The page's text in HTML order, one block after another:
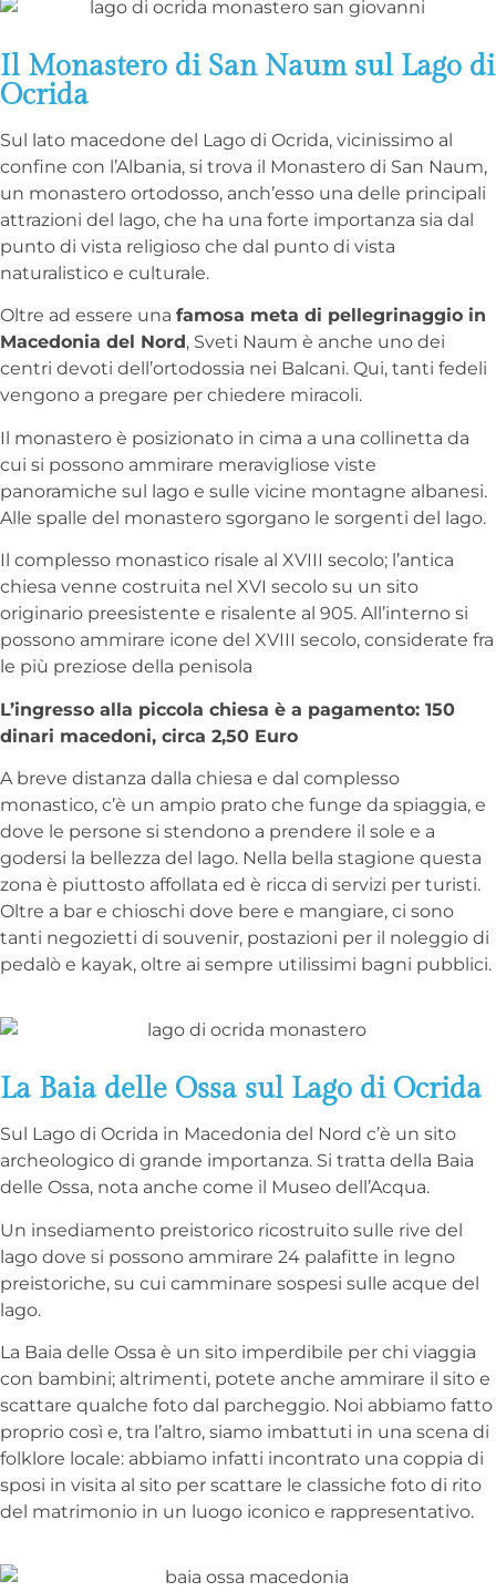
Il Monastero di San Naum sul Lago di
Ocrida
Sul lato macedone del Lago di Ocrida, vicinissimo al
confine con l’Albania, si trova il Monastero di San Naum,
un monastero ortodosso, anch’esso una delle principali
attrazioni del lago, che ha una forte importanza sia dal
punto di vista religioso che dal punto di vista
naturalistico e culturale.
Oltre ad essere una famosa meta di pellegrinaggio in
Macedonia del Nord , Sveti Naum è anche uno dei
centri devoti dell’ortodossia nei Balcani. Qui, tanti fedeli
vengono a pregare per chiedere miracoli.
Il monastero è posizionato in cima a una collinetta da
cui si possono ammirare meravigliose viste
panoramiche sul lago e sulle vicine montagne albanesi.
Alle spalle del monastero sgorgano le sorgenti del lago.
Il complesso monastico risale al XVIII secolo; l’antica
chiesa venne costruita nel XVI secolo su un sito
originario preesistente e risalente al 905. All’interno si
possono ammirare icone del XVIII secolo, considerate fra
le più preziose della penisola
L’ingresso alla piccola chiesa è a pagamento: 150
dinari macedoni, circa 2,50 Euro
A breve distanza dalla chiesa e dal complesso
monastico, c’è un ampio prato che funge da spiaggia, e
dove le persone si stendono a prendere il sole e a
godersi la bellezza del lago. Nella bella stagione questa
zona è piuttosto affollata ed è ricca di servizi per turisti.
Oltre a bar e chioschi dove bere e mangiare, ci sono
tanti negozietti di souvenir, postazioni per il noleggio di
pedalò e kayak, oltre ai sempre utilissimi bagni pubblici.
La Baia delle Ossa sul Lago di Ocrida
Sul Lago di Ocrida in Macedonia del Nord c’è un sito
archeologico di grande importanza. Si tratta della Baia
delle Ossa, nota anche come il Museo dell’Acqua.
Un insediamento preistorico ricostruito sulle rive del
lago dove si possono ammirare 24 palafitte in legno
preistoriche, su cui camminare sospesi sulle acque del
lago.
La Baia delle Ossa è un sito imperdibile per chi viaggia
con bambini; altrimenti, potete anche ammirare il sito e
scattare qualche foto dal parcheggio. Noi abbiamo fatto
proprio così e, tra l’altro, siamo imbattuti in una scena di
folklore locale: abbiamo infatti incontrato una coppia di
sposi in visita al sito per scattare le classiche foto di rito
del matrimonio in un luogo iconico e rappresentativo.